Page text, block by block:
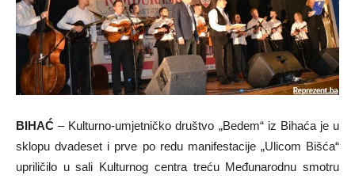
BIHAĆ – Kulturno-umjetničko društvo „Bedem“ iz Bihaća je u
sklopu dvadeset i prve po redu manifestacije „Ulicom Bišća“
upriličilo u sali Kulturnog centra treću Međunarodnu smotru